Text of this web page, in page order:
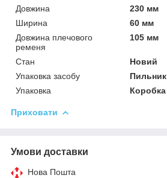
Довжина
230 мм
Ширина
60 мм
Довжина плечового
ременя
105 мм
Стан
Новий
Упаковка засобу
Пильник
Упаковка
Коробка
Приховати
Умови доставки
Нова Пошта